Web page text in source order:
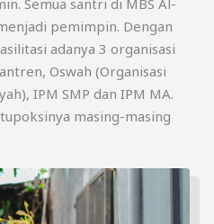
Semua santri di MBS Al-
pemimpin. Dengan
adanya 3 organisasi
Oswah (Organisasi
IPM SMP dan IPM MA.
masing-masing